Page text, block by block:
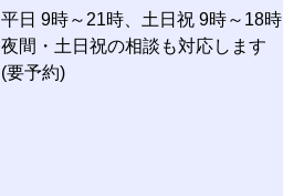
平日 9時～21時、土日祝 9時～18時
夜間・土日祝の相談も対応します
(要予約)